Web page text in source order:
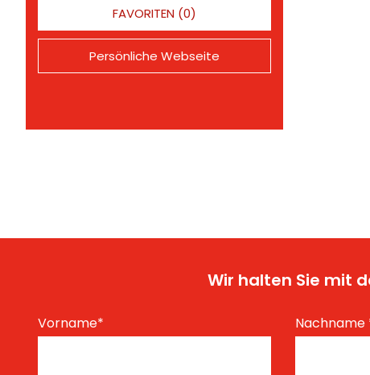
FAVORITEN (0)
Persönliche Webseite
Wir halten Sie mit
Vorname* Nachname